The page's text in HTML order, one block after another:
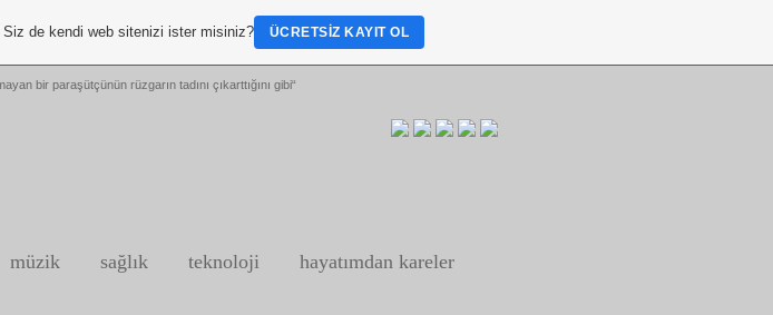
bir paraşütçünün rüzgarın tadını çıkarttığını gibi“
müzik sağlık teknoloji hayatımdan kareler
de kendi web sitenizi ister misiniz? ÜCRETSIZ KAYIT OL